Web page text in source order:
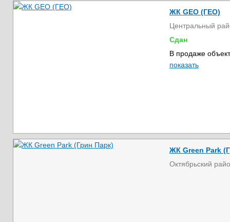
ЖК GEO (ГЕО)
Центральный
Сдан
В продаже
показать
ЖК Green Park
Октябрьский